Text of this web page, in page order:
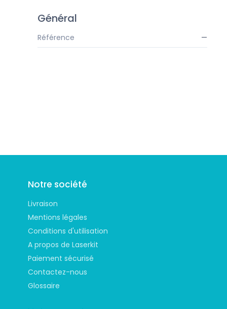
Général
Référence —
Notre société
Livraison
Mentions légales
Conditions d'utilisation
A propos de Laserkit
Paiement sécurisé
Contactez-nous
Glossaire